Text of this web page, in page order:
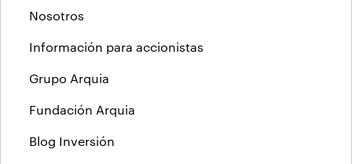
Nosotros
Información para accionistas
Grupo Arquia
Fundación Arquia
Blog Inversión